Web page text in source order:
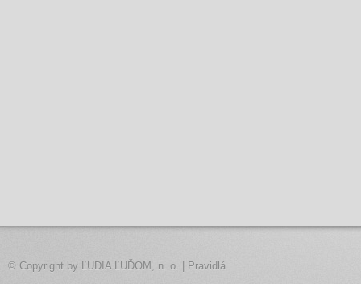
© Copyright by ĽUDIA ĽUĎOM, n. o. Pravidlá